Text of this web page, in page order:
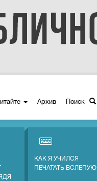
Архив Поиск
КАК Я УЧИЛСЯ
ПЕЧАТАТЬ ВСЛЕПУЮ